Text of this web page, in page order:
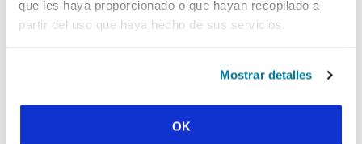
que les haya proporcionado o que hayan recopilado a
partir del uso que haya hecho de sus servicios.
Mostrar detalles
OK
influenciar el pensamiento en la universidad
movimiento contó que “los estudiantes han sido
fe cristiana y cómo servir a la universidad (no
solo dejarse servir por ella)” (GBU Portugal).